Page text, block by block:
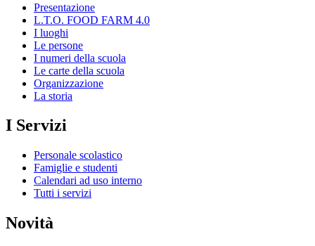
Presentazione
L.T.O. FOOD FARM 4.0
I luoghi
Le persone
I numeri della scuola
Le carte della scuola
Organizzazione
La storia
I Servizi
Personale scolastico
Famiglie e studenti
Calendari ad uso interno
Tutti i servizi
Novità